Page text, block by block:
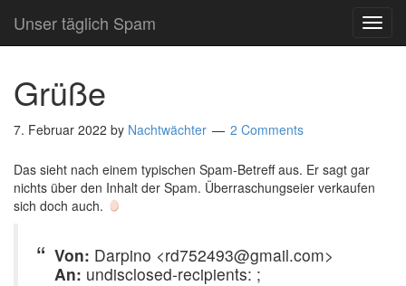
Unser täglich Spam
Grüße
7. Februar 2022 by Nachtwächter 2 Comments
Das sieht nach einem typischen Spam-Betreff aus. Er sagt gar
nichts über den Inhalt der Spam. Überraschungseier verkaufen
sich doch auch.
Von: Darpino <rd752493@gmail.com>
An: undisclosed-recipients: ;